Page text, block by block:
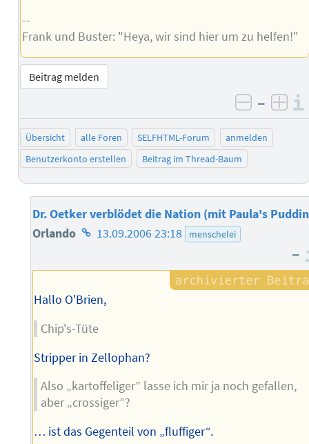
--
Frank und Buster: "Heya, wir sind hier um zu helfen!"
Beitrag melden
negativ
–
Übersicht alle Foren SELFHTML-Forum
anmelden
Benutzerkonto erstellen
Beitrag im Thread-Baum
Dr. Oetker verblödet die Nation (mit Paula's
Orlando Homepage
Autors
13.09.2006 23:18 menschelei
–
Hallo O'Brien,
Chip's-Tüte
Stripper in Zellophan?
Also „kartoffeliger” lasse ich mir ja noch gefallen,
aber „crossiger”?
… ist das Gegenteil von „fluffiger“.